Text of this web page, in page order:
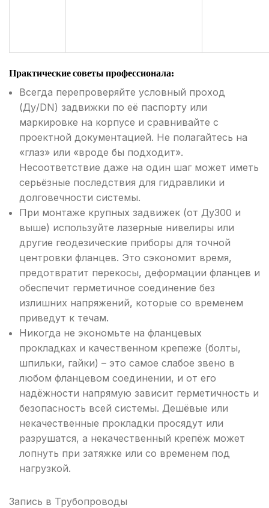
Практические советы профессионала:
Всегда перепроверяйте условный проход
(Ду/DN) задвижки по её паспорту или
маркировке на корпусе и сравнивайте с
проектной документацией. Не полагайтесь на
«глаз» или «вроде бы подходит».
Несоответствие даже на один шаг может иметь
серьёзные последствия для гидравлики и
долговечности системы.
При монтаже крупных задвижек (от Ду300 и
выше) используйте лазерные нивелиры или
другие геодезические приборы для точной
центровки фланцев. Это сэкономит время,
предотвратит перекосы, деформации фланцев и
обеспечит герметичное соединение без
излишних напряжений, которые со временем
приведут к течам.
Никогда не экономьте на фланцевых
прокладках и качественном крепеже (болты,
шпильки, гайки) – это самое слабое звено в
любом фланцевом соединении, и от его
надёжности напрямую зависит герметичность и
безопасность всей системы. Дешёвые или
некачественные прокладки просядут или
разрушатся, а некачественный крепёж может
лопнуть при затяжке или со временем под
нагрузкой.
Запись в Трубопроводы